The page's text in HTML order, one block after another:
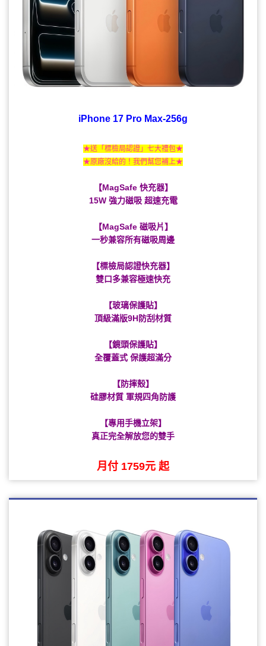
iPhone 17 Pro Max-256g
★送「標檢局認證」七大禮包★
★原廠沒給的！我們幫您補上★
【MagSafe 快充器】
15W 強力磁吸 超速充電
【MagSafe 磁吸片】
一秒兼容所有磁吸周邊
【標檢局認證快充器】
雙口多兼容極速快充
【玻璃保護貼】
頂級滿版9H防刮材質
【鏡頭保護貼】
全覆蓋式 保護超滿分
【防摔殼】
硅膠材質 軍規四角防護
【專用手機立架】
真正完全解放您的雙手
月付 1759元 起